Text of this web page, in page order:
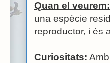
Quan el veurem:
una espècie
reproductor, i és
Curiositats: